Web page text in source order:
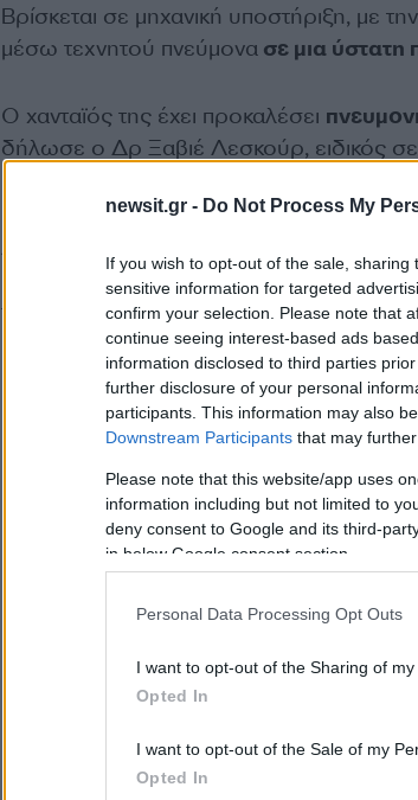
newsit.gr - Do Not Process My
If you wish to opt-out of the sale,
sensitive information for targeted
confirm your selection. Please note that
continue seeing interest-based ads
information disclosed to third parties
further disclosure of your personal
participants. This information may also
Downstream Participants that may
Please note that this website/app uses
information including but not limited to
deny consent to Google and its third-
in below Google consent section.
Personal Data Processing Opt Outs
I want to opt-out of the Sharing of my
Opted In
I want to opt-out of the Sale of my
Opted In
Βρίσκεται σε μηχανική υποστήριξη, με
μέσω τεχνητού πνεύμονασε μια ύστατη
Ο χανταϊός της έχει προκαλέσει
δήλωσε ο Δρ Ξαβιέ Λεσκούρ, ειδικός
Από την άλλη Βρετανός τουρίστας
βράδυ στο νοσοκομείο Σάκκο του
για σαράντα ημέρες.